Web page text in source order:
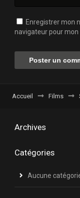
Enregistrer mon
navigateur pour
Accueil Films
Archives
Catégories
Aucune